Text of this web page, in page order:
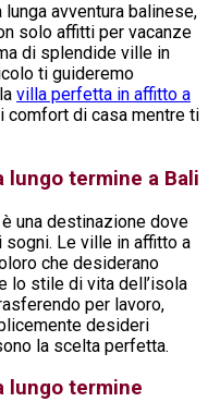
avventura balinese,
solo affitti per vacanze
di splendide ville in
ti guideremo
villa perfetta in affitto a
comfort di casa mentre ti
lungo termine a Bali
una destinazione dove
Le ville in affitto a
che desiderano
lo stile di vita dell’isola
per lavoro,
desideri
la scelta perfetta.
lungo termine